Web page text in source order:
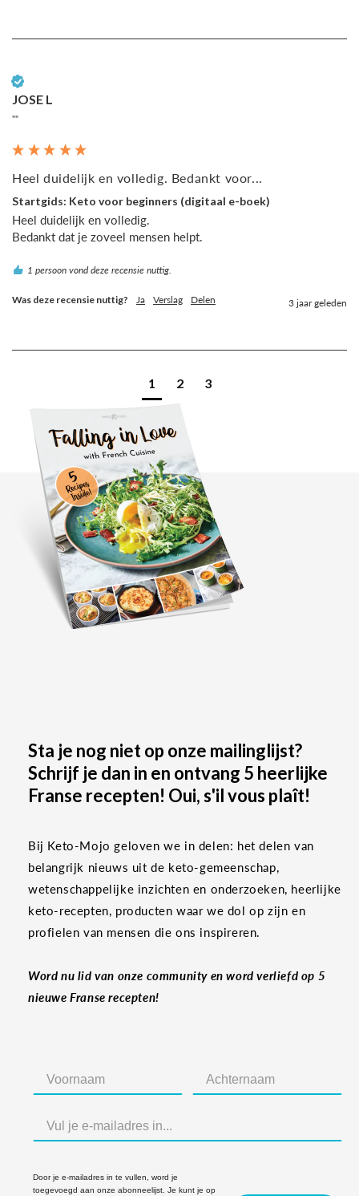
JOSE L
""
Heel duidelijk en volledig. Bedankt voor...
Startgids: Keto voor beginners (digitaal e-boek)
Heel duidelijk en volledig.
1 persoon vond deze recensie nuttig.
Was deze recensie nuttig? Ja Verslag Delen 3 jaar geleden
1 2 3
Sta je nog niet op onze mailinglijst?
Schrijf je dan in en ontvang 5 heerlijke
Franse recepten! Oui, s'il vous plaît!
Bij Keto-Mojo geloven we in delen: het delen van
belangrijk nieuws uit de keto-gemeenschap,
wetenschappelijke inzichten en onderzoeken, heerlijke
keto-recepten, producten waar we dol op zijn en
profielen van mensen die ons inspireren.
Word nu lid van onze community en word verliefd op 5
nieuwe Franse recepten!
Door je e-mailadres in te vullen, word je
toegevoegd aan onze abonneelijst. Je kunt je op